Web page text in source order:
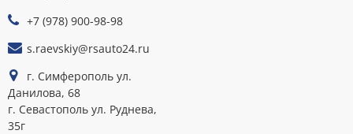
+7 (978) 900-98-98
s.raevskiy@rsauto24.ru
г. Симферополь ул.
Данилова, 68
г. Севастополь ул. Руднева,
35г